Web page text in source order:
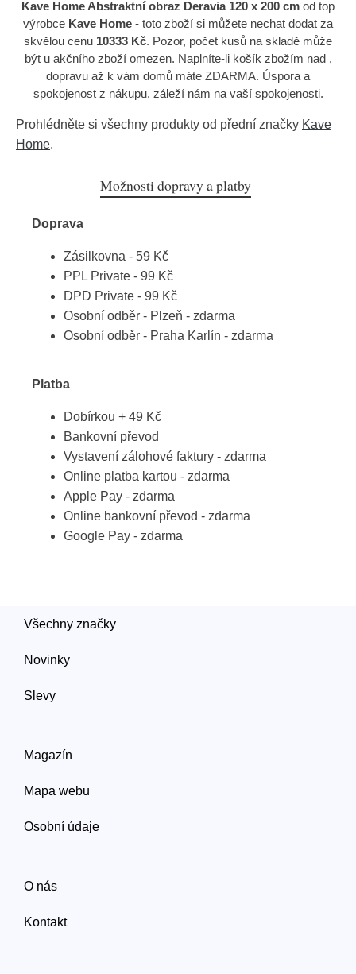
Kave Home Abstraktní obraz Deravia 120 x 200 cm od top
výrobce Kave Home - toto zboží si můžete nechat dodat za
skvělou cenu 10333 Kč. Pozor, počet kusů na skladě může
být u akčního zboží omezen. Naplníte-li košík zbožím nad ,
dopravu až k vám domů máte ZDARMA. Úspora a
spokojenost z nákupu, záleží nám na vaší spokojenosti.
Prohlédněte si všechny produkty od přední značky Kave
Home.
Možnosti dopravy a platby
Doprava
Zásilkovna - 59 Kč
PPL Private - 99 Kč
DPD Private - 99 Kč
Osobní odběr - Plzeň - zdarma
Osobní odběr - Praha Karlín - zdarma
Platba
Dobírkou + 49 Kč
Bankovní převod
Vystavení zálohové faktury - zdarma
Online platba kartou - zdarma
Apple Pay - zdarma
Online bankovní převod - zdarma
Google Pay - zdarma
Všechny značky
Novinky
Slevy
Magazín
Mapa webu
Osobní údaje
O nás
Kontakt